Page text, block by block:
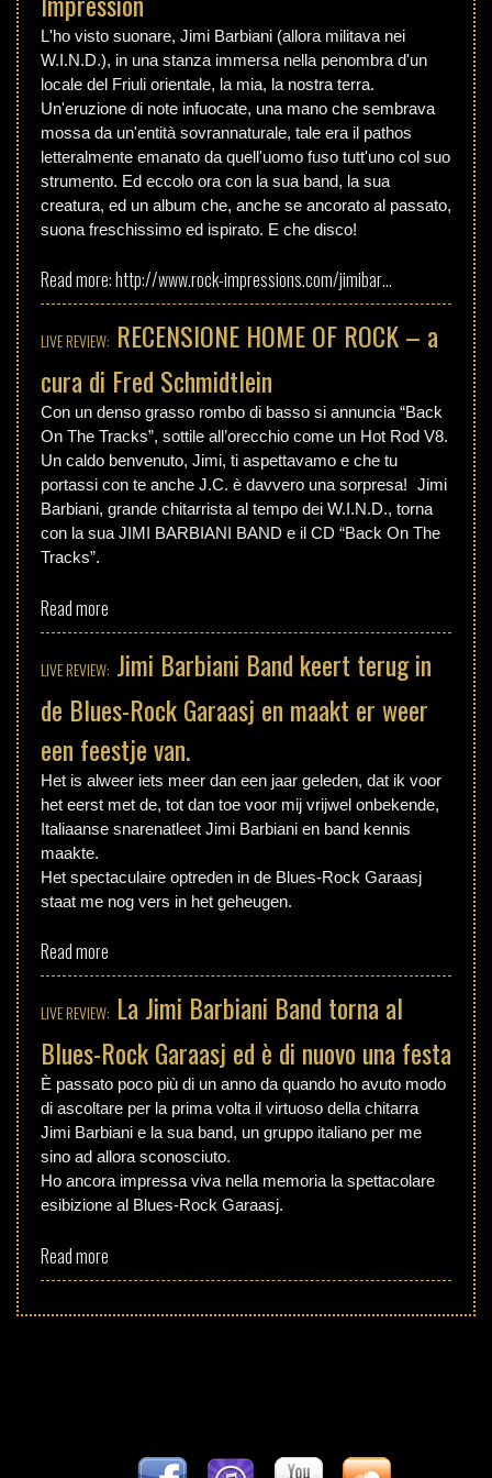
L'ho visto suonare, Jimi Barbiani (allora militava nei
W.I.N.D.), in una stanza immersa nella penombra d'un
locale del Friuli orientale, la mia, la nostra terra.
Un'eruzione di note infuocate, una mano che sembrava
mossa da un'entità sovrannaturale, tale era il pathos
letteralmente emanato da quell'uomo fuso tutt'uno col suo
strumento. Ed eccolo ora con la sua band, la sua
creatura, ed un album che, anche se ancorato al passato,
suona freschissimo ed ispirato. E che disco!
Read more:http://www.rock-impressions.com/jimibar…
LIVE REVIEW: RECENSIONE HOME OF ROCK – a
cura di Fred Schmidtlein
Con un denso grasso rombo di basso si annuncia “Back
On The Tracks”, sottile all’orecchio come un Hot Rod V8.
Un caldo benvenuto, Jimi, ti aspettavamo e che tu
portassi con te anche J.C. è davvero una sorpresa! Jimi
Barbiani, grande chitarrista al tempo dei W.I.N.D., torna
con la sua JIMI BARBIANI BAND e il CD “Back On The
Tracks”.
Read more
LIVE REVIEW: Jimi Barbiani Band keert terug in
de Blues-Rock Garaasj en maakt er weer
een feestje van.
Het is alweer iets meer dan een jaar geleden, dat ik voor
het eerst met de, tot dan toe voor mij vrijwel onbekende,
Italiaanse snarenatleet Jimi Barbiani en band kennis
maakte.
Het spectaculaire optreden in de Blues-Rock Garaasj
staat me nog vers in het geheugen.
Read more
LIVE REVIEW: La Jimi Barbiani Band torna al
Blues-Rock Garaasj ed è di nuovo una festa
È passato poco più di un anno da quando ho avuto modo
di ascoltare per la prima volta il virtuoso della chitarra
Jimi Barbiani e la sua band, un gruppo italiano per me
sino ad allora sconosciuto.
Ho ancora impressa viva nella memoria la spettacolare
esibizione al Blues-Rock Garaasj.
Read more
Music
Videos
Photos
Press
Contact